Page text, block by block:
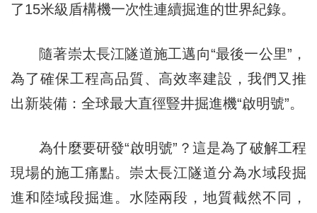
了15米級盾構機一次性連續掘進的世界紀錄。
隨著崇太長江隧道施工邁向“最後一公里”，
為了確保工程高品質、高效率建設，我們又推
出新裝備：全球最大直徑豎井掘進機“啟明號”。
為什麼要研發“啟明號”？這是為了破解工程
現場的施工痛點。崇太長江隧道分為水域段掘
進和陸域段掘進。水陸兩段，地質截然不同，